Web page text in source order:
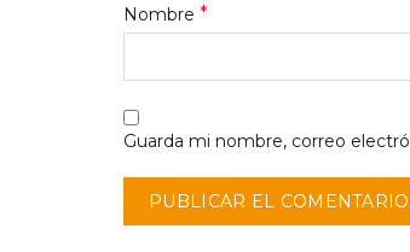
Nombre *
Guarda mi nombre, correo